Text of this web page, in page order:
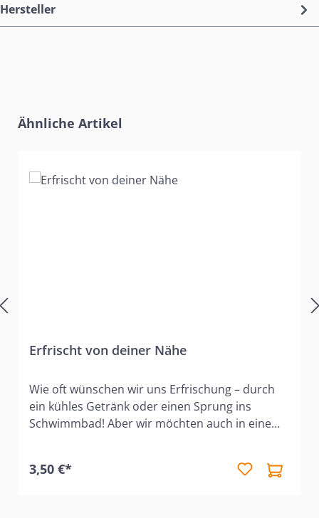
Hersteller
Produktgalerie überspringen
Ähnliche Artikel
Erfrischt von deiner Nähe
Wie oft wünschen wir uns Erfrischung – durch
ein kühles Getränk oder einen Sprung ins
Schwimmbad! Aber wir möchten auch in einem
Gott sehnt sich ebenfalls – nämlich danach,
3,50 €*